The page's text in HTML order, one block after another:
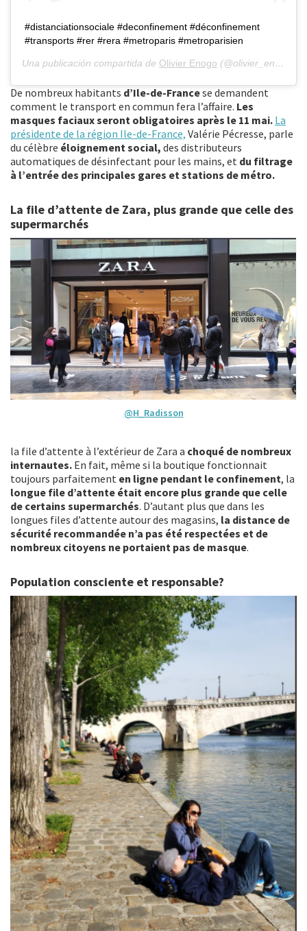
#distanciationsociale #deconfinement #déconfinement
#transports #rer #rera #metroparis #metroparisien
Una publicación compartida de Olivier Enogo (@olivier_enogo) el
De nombreux habitants d’Ile-de-Francese demandent
comment le transport en commun fera l’affaire. Les
masques faciaux seront obligatoires après le 11 mai. La
présidente de la région Ile-de-France, Valérie Pécresse, parle
du célèbre éloignement social, des distributeurs
automatiques de désinfectant pour les mains, et du filtrage
à l’entrée des principales gares et stations de métro.
La file d’attente de Zara, plus grande que celle des
supermarchés
@H_Radisson
la file d’attente à l’extérieur de Zara a choqué de nombreux
internautes. En fait, même si la boutique fonctionnait
toujours parfaitement en ligne pendant le confinement, la
longue file d’attente était encore plus grande que celle
de certains supermarchés. D’autant plus que dans les
longues files d’attente autour des magasins, la distance de
sécurité recommandée n’a pas été respectées et de
nombreux citoyens ne portaient pas de masque.
Population consciente et responsable?